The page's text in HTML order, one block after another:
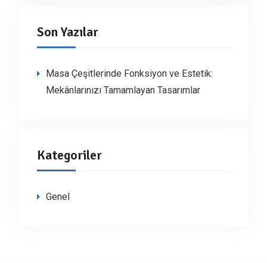
Son Yazılar
Masa Çeşitlerinde Fonksiyon ve Estetik:
Mekânlarınızı Tamamlayan Tasarımlar
Kategoriler
Genel